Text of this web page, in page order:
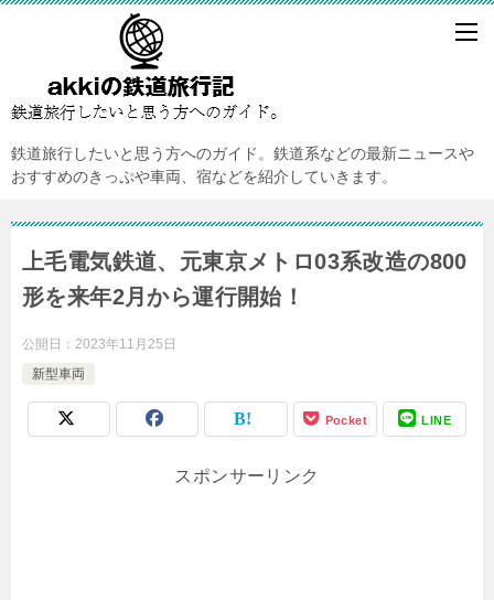
鉄道旅行したいと思う方へのガイド。鉄道系などの最新ニュースや
おすすめのきっぷや車両、宿などを紹介していきます。
上毛電気鉄道、元東京メトロ03系改造の800
形を来年2月から運行開始！
公開日： 2023年11月25日
新型車両
Pocket LINE
スポンサーリンク